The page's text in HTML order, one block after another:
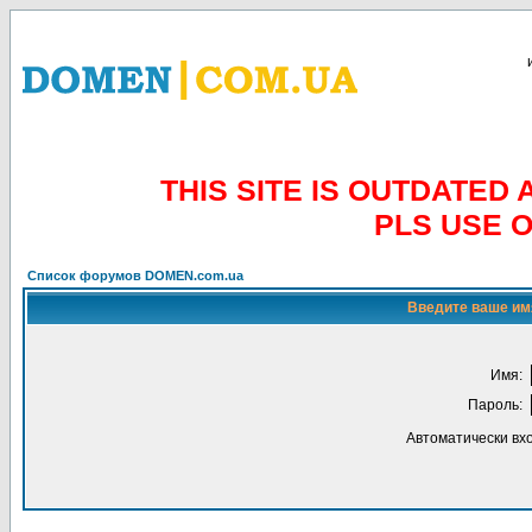
THIS SITE IS OUTDATED
PLS USE
Список форумов DOMEN.com.ua
Введите ваше
Имя:
Пароль:
Автоматически